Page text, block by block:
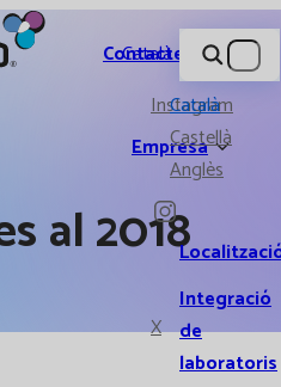
Empresa
Integració
de
laboratoris
Contacte
Instagram
X
Català
Català
Castellà
Anglès
al 2018